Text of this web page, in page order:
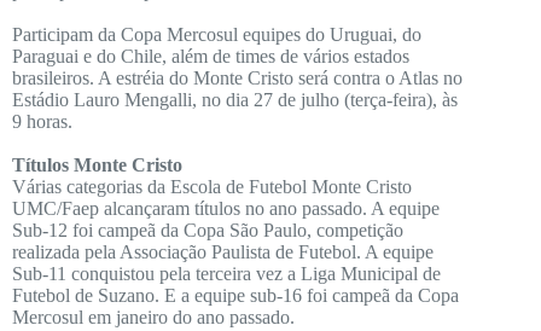
Participam da Copa Mercosul equipes do Uruguai, do
Paraguai e do Chile, além de times de vários estados
brasileiros. A estréia do Monte Cristo será contra o Atlas no
Estádio Lauro Mengalli, no dia 27 de julho (terça-feira), às
9 horas.
Títulos Monte Cristo
Várias categorias da Escola de Futebol Monte Cristo
UMC/Faep alcançaram títulos no ano passado. A equipe
Sub-12 foi campeã da Copa São Paulo, competição
realizada pela Associação Paulista de Futebol. A equipe
Sub-11 conquistou pela terceira vez a Liga Municipal de
Futebol de Suzano. E a equipe sub-16 foi campeã da Copa
Mercosul em janeiro do ano passado.